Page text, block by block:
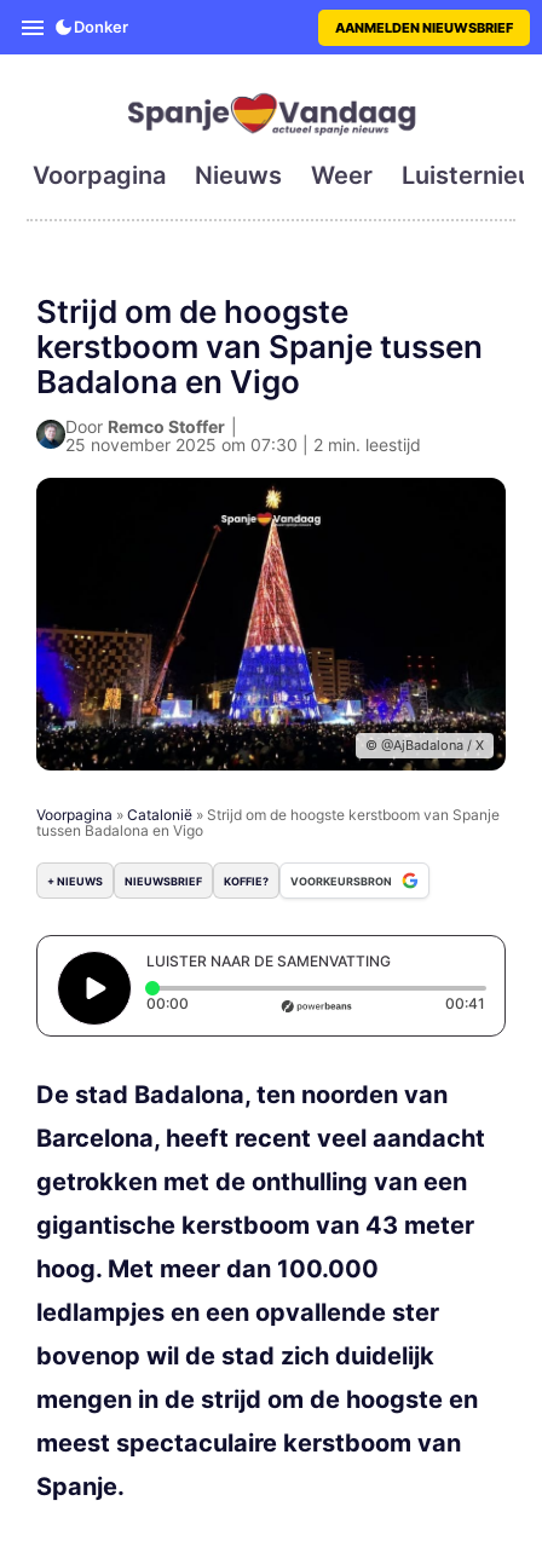
SpanjeVandaag is de eerste
Donker AANMELDEN NIEUWSBRIEF
Voorpagina Nieuws Weer
Strijd om de hoogste
kerstboom van Spanje tussen
Badalona en Vigo
Door Remco Stoffer
25 november 2025 om 07:30 | 2 min. leestijd
© @AjBadalona / X
Voorpagina » Catalonië » Strijd om de hoogste kerstboom van Spanje
tussen Badalona en Vigo
+ NIEUWS NIEUWSBRIEF KOFFIE? VOORKEURSBRON
LUISTER NAAR DE SAMENVATTING
00:00 Elapsed time: 0 seconds 00:41
De stad Badalona, ten noorden van
Barcelona, heeft recent veel aandacht
getrokken met de onthulling van een
gigantische kerstboom van 43 meter
hoog. Met meer dan 100.000
ledlampjes en een opvallende ster
bovenop wil de stad zich duidelijk
mengen in de strijd om de hoogste en
meest spectaculaire kerstboom van
Spanje.